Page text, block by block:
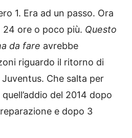
1. Era ad un passo. Ora
ore o poco più. Questo
da fare avrebbe
riguardo il ritorno di
Juventus. Che salta per
del 2014 dopo
e dopo 3